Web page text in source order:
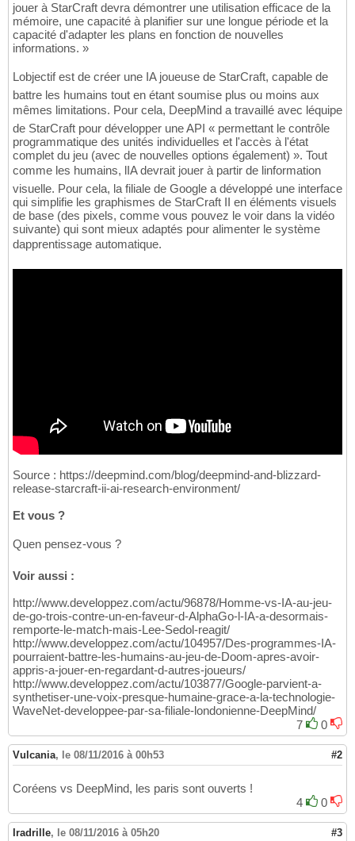
jouer à StarCraft devra démontrer une utilisation efficace de la
mémoire, une capacité à planifier sur une longue période et la
capacité d'adapter les plans en fonction de nouvelles
informations. »
Lobjectif est de créer une IA joueuse de StarCraft, capable de
battre les humains tout en étant soumise plus ou moins aux
mêmes limitations. Pour cela, DeepMind a travaillé avec léquipe
de StarCraft pour développer une API « permettant le contrôle
programmatique des unités individuelles et l'accès à l'état
complet du jeu (avec de nouvelles options également) ». Tout
comme les humains, lIA devrait jouer à partir de linformation
visuelle. Pour cela, la filiale de Google a développé une interface
qui simplifie les graphismes de StarCraft II en éléments visuels
de base (des pixels, comme vous pouvez le voir dans la vidéo
suivante) qui sont mieux adaptés pour alimenter le système
dapprentissage automatique.
Source : https://deepmind.com/blog/deepmind-and-blizzard-
release-starcraft-ii-ai-research-environment/
Et vous ?
Quen pensez-vous ?
Voir aussi :
http://www.developpez.com/actu/96878/Homme-vs-IA-au-jeu-
de-go-trois-contre-un-en-faveur-d-AlphaGo-l-IA-a-desormais-
remporte-le-match-mais-Lee-Sedol-reagit/
http://www.developpez.com/actu/104957/Des-programmes-IA-
pourraient-battre-les-humains-au-jeu-de-Doom-apres-avoir-
appris-a-jouer-en-regardant-d-autres-joueurs/
http://www.developpez.com/actu/103877/Google-parvient-a-
synthetiser-une-voix-presque-humaine-grace-a-la-technologie-
WaveNet-developpee-par-sa-filiale-londonienne-DeepMind/
7
0
Vulcania, le 08/11/2016 à 00h53 #2
Coréens vs DeepMind, les paris sont ouverts !
4
0
Iradrille, le 08/11/2016 à 05h20 #3